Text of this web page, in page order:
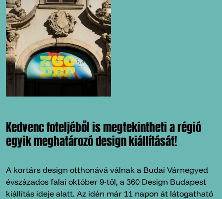
Kedvenc foteljéből is megtekintheti a régió
egyik meghatározó design kiállítását!
A kortárs design otthonává válnak a Budai Várnegyed
évszázados falai október 9-től, a 360 Design Budapest
kiállítás ideje alatt. Az idén már 11 napon át látogatható